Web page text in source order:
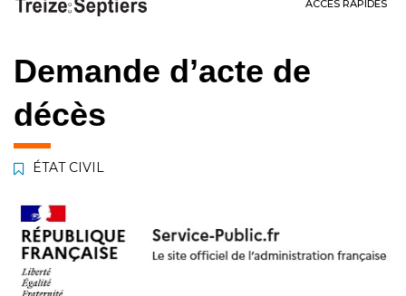
contenu
pied
ACCÈS RAPIDES
Demande d’acte de
décès
ÉTAT CIVIL